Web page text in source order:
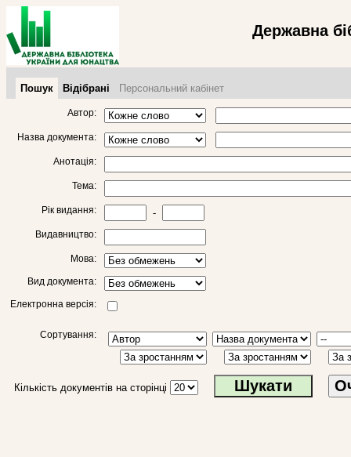
Державна
Пошук Відібрані Персональний кабінет
Автор:
Назва документа:
Анотація:
Тема:
Рік видання: -
Видавництво:
Мова:
Вид документа:
Електронна версія:
Сортування:
Кількість документів на сторінці